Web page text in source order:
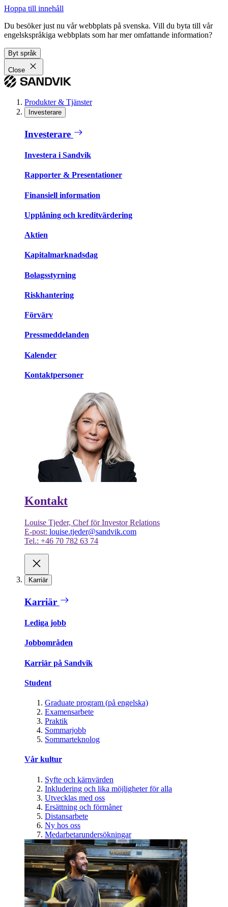
Hoppa till innehåll
Du besöker just nu vår webbplats på svenska. Vill du byta till vår
engelskspråkiga webbplats som har mer omfattande information?
Byt språk
Close
Produkter & Tjänster
Investerare
Investerare
Investera i Sandvik
Rapporter & Presentationer
Finansiell information
Upplåning och kreditvärdering
Aktien
Kapitalmarknadsdag
Bolagsstyrning
Riskhantering
Förvärv
Pressmeddelanden
Kalender
Kontaktpersoner
Kontakt
Louise Tjeder, Chef för Investor Relations
E-post: louise.tjeder@sandvik.com
Tel.: +46 70 782 63 74
Karriär
Karriär
Lediga jobb
Jobbområden
Karriär på Sandvik
Student
Graduate program (på engelska)
Examensarbete
Praktik
Sommarjobb
Sommarteknolog
Vår kultur
Syfte och kärnvärden
Inkludering och lika möjligheter för alla
Utvecklas med oss
Ersättning och förmåner
Distansarbete
Ny hos oss
Medarbetarundersökningar